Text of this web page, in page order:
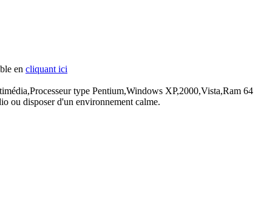
en cliquant ici
type Pentium,Windows XP,2000,Vista,Ram 64
ou disposer d'un environnement calme.